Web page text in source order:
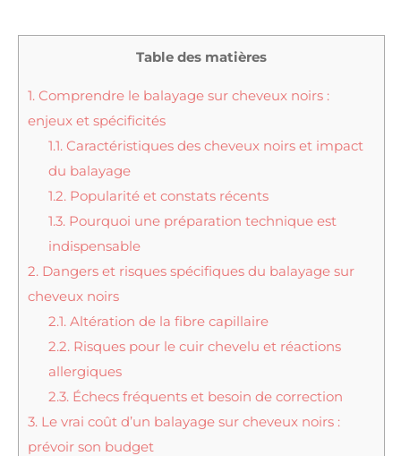
Table des matières
1. Comprendre le balayage sur cheveux noirs :
enjeux et spécificités
1.1. Caractéristiques des cheveux noirs et impact
du balayage
1.2. Popularité et constats récents
1.3. Pourquoi une préparation technique est
indispensable
2. Dangers et risques spécifiques du balayage sur
cheveux noirs
2.1. Altération de la fibre capillaire
2.2. Risques pour le cuir chevelu et réactions
allergiques
2.3. Échecs fréquents et besoin de correction
3. Le vrai coût d’un balayage sur cheveux noirs :
prévoir son budget